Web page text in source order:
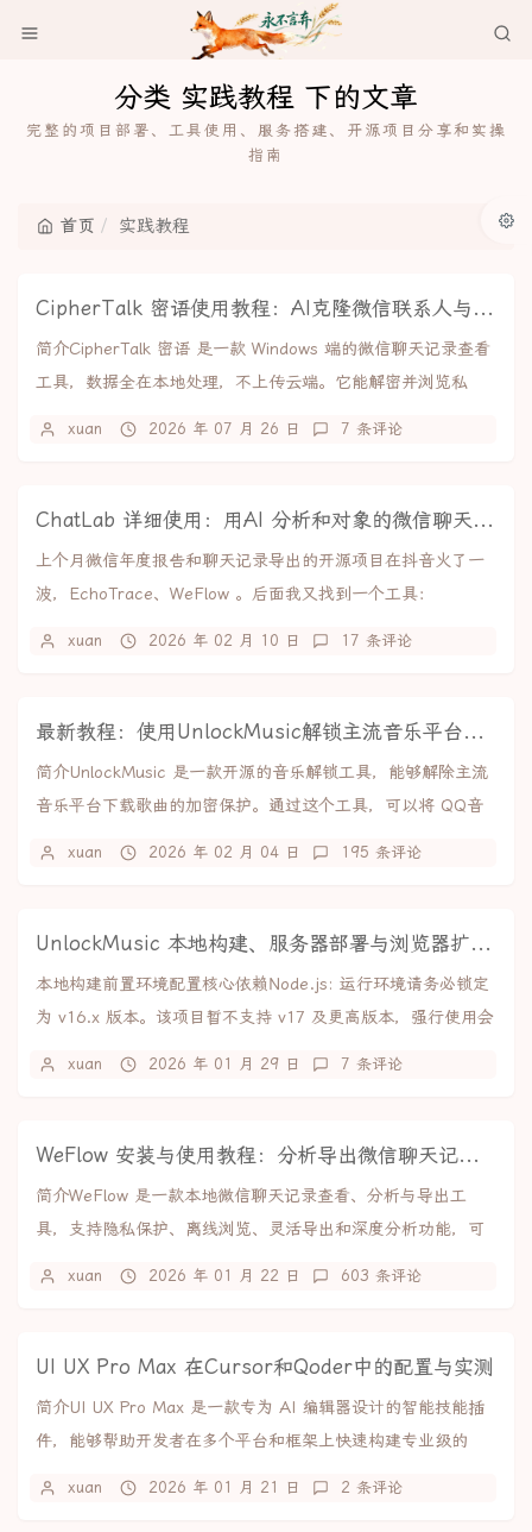
分类 实践教程 下的文章
完整的项目部署、工具使用、服务搭建、开源项目分享和实操
指南
首页 实践教程
CipherTalk 密语使用教程：AI克隆微信联系人与聊天记录导出
简介CipherTalk 密语 是一款 Windows 端的微信聊天记录查看
工具，数据全在本地处理，不上传云端。它能解密并浏览私
xuan 2026 年 07 月 26 日 7 条评论
ChatLab 详细使用：用AI 分析和对象的微信聊天记录
上个月微信年度报告和聊天记录导出的开源项目在抖音火了一
波，EchoTrace、WeFlow 。后面我又找到一个工具：
xuan 2026 年 02 月 10 日 17 条评论
最新教程：使用UnlockMusic解锁主流音乐平台VIP歌曲的加密保护
简介UnlockMusic 是一款开源的音乐解锁工具，能够解除主流
音乐平台下载歌曲的加密保护。通过这个工具，可以将 QQ音
xuan 2026 年 02 月 04 日 195 条评论
UnlockMusic 本地构建、服务器部署与浏览器扩展制作教程
本地构建前置环境配置核心依赖Node.js: 运行环境请务必锁定
为 v16.x 版本。该项目暂不支持 v17 及更高版本，强行使用会
xuan 2026 年 01 月 29 日 7 条评论
WeFlow 安装与使用教程：分析导出微信聊天记录，生成可视化年度报告
简介WeFlow 是一款本地微信聊天记录查看、分析与导出工
具，支持隐私保护、离线浏览、灵活导出和深度分析功能，可
xuan 2026 年 01 月 22 日 603 条评论
UI UX Pro Max 在Cursor和Qoder中的配置与实测
简介UI UX Pro Max 是一款专为 AI 编辑器设计的智能技能插
件，能够帮助开发者在多个平台和框架上快速构建专业级的
xuan 2026 年 01 月 21 日 2 条评论